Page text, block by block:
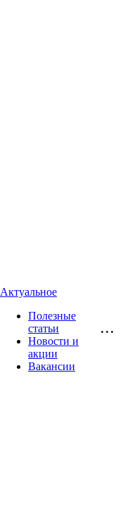
Актуальное
Полезные
статьи
Новости и
акции
Вакансии